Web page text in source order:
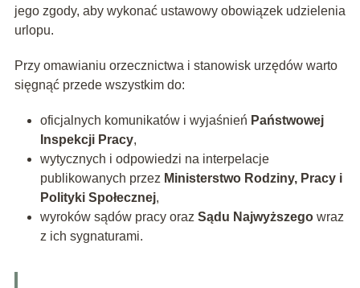
jego zgody, aby wykonać ustawowy obowiązek udzielenia
urlopu.
Przy omawianiu orzecznictwa i stanowisk urzędów warto
sięgnąć przede wszystkim do:
oficjalnych komunikatów i wyjaśnień Państwowej
Inspekcji Pracy,
wytycznych i odpowiedzi na interpelacje
publikowanych przez Ministerstwo Rodziny, Pracy i
Polityki Społecznej,
wyroków sądów pracy oraz Sądu Najwyższegowraz
z ich sygnaturami.